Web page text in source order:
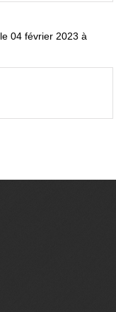
le 04 février 2023 à